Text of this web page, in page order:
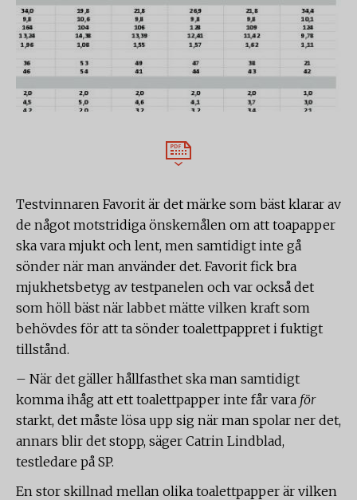
Testvinnaren Favorit är det märke som bäst klarar av
de något motstridiga önskemålen om att toapapper
ska vara mjukt och lent, men samtidigt inte gå
sönder när man använder det. Favorit fick bra
mjukhetsbetyg av testpanelen och var också det
som höll bäst när labbet mätte vilken kraft som
behövdes för att ta sönder toalettpappret i fuktigt
tillstånd.
– När det gäller hållfasthet ska man samtidigt
komma ihåg att ett toalettpapper inte får vara för
starkt, det måste lösa upp sig när man spolar ner det,
annars blir det stopp, säger Catrin Lindblad,
testledare på SP.
En stor skillnad mellan olika toalettpapper är vilken